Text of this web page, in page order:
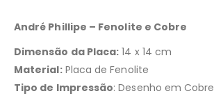
André Phillipe – Fenolite e Cobre
Dimensão da Placa: 14 x 14 cm
Material:Placa de Fenolite
Tipo de Impressão:Desenho em Cobre